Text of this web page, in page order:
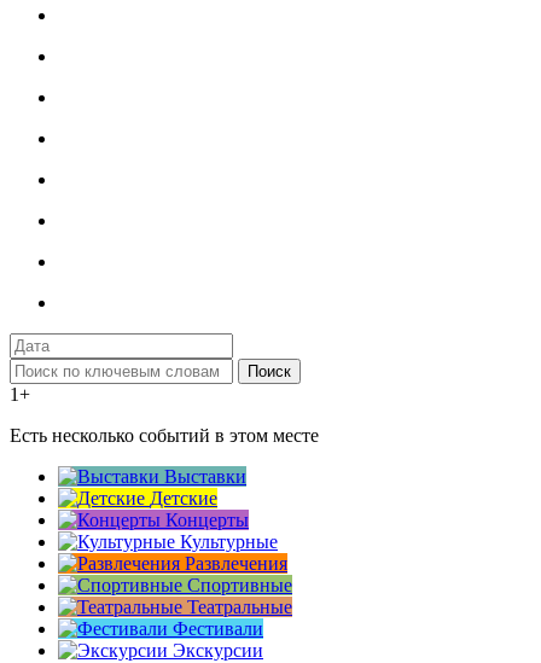
Поиск
1+
Есть несколько событий в этом месте
Выставки
Детские
Концерты
Культурные
Развлечения
Спортивные
Театральные
Фестивали
Экскурсии